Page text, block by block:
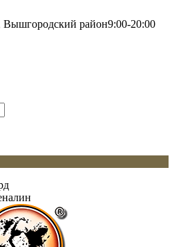
Вышгородский район9:00-20:00